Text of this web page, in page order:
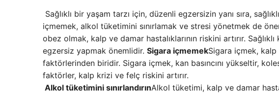
Sağlıklı bir yaşam tarzı için, düzenli egzersizin yanı sıra,
içmemek, alkol tüketimini sınırlamak ve stresi yönetmek de
obez olmak, kalp ve damar hastalıklarının riskini artırır.
egzersiz yapmak önemlidir. Sigara içmemekSigara içmek, kalp
faktörlerinden biridir. Sigara içmek, kan basıncını yükseltir,
faktörler, kalp krizi ve felç riskini artırır.
Alkol tüketimini sınırlandırınAlkol tüketimi, kalp ve damar